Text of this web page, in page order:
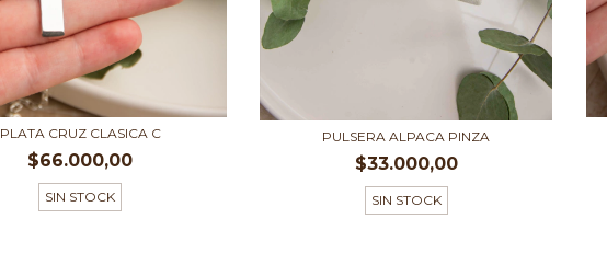
PLATA CRUZ CLASICA C
$66.000,00
SIN STOCK
PULSERA ALPACA PINZA
$33.000,00
SIN STOCK